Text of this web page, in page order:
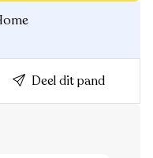
Deel dit pand